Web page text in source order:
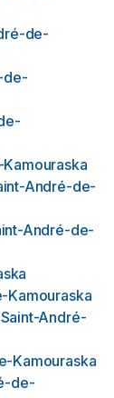
de-
de-
André-de-
André-de-
Kamouraska
Saint-André-
Kamouraska
de-